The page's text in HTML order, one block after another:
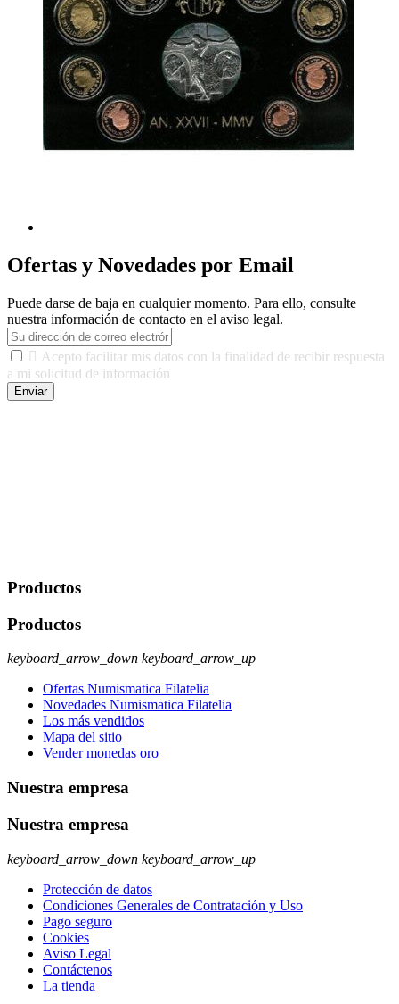
Ofertas y Novedades por Email
Puede darse de baja en cualquier momento. Para ello, consulte
nuestra información de contacto en el aviso legal.
 Acepto facilitar mis datos con la finalidad de recibir respuesta
a mi solicitud de información
Enviar
Productos
Productos
keyboard_arrow_down keyboard_arrow_up
Ofertas Numismatica Filatelia
Novedades Numismatica Filatelia
Los más vendidos
Mapa del sitio
Vender monedas oro
Nuestra empresa
Nuestra empresa
keyboard_arrow_down keyboard_arrow_up
Protección de datos
Condiciones Generales de Contratación y Uso
Pago seguro
Cookies
Aviso Legal
Contáctenos
La tienda